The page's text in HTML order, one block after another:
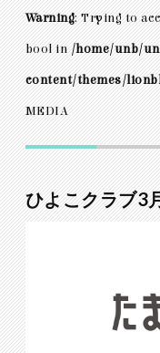
Warning: Trying to
bool in/home/unb/
content/themes/
MEDIA
ひよこクラブ3